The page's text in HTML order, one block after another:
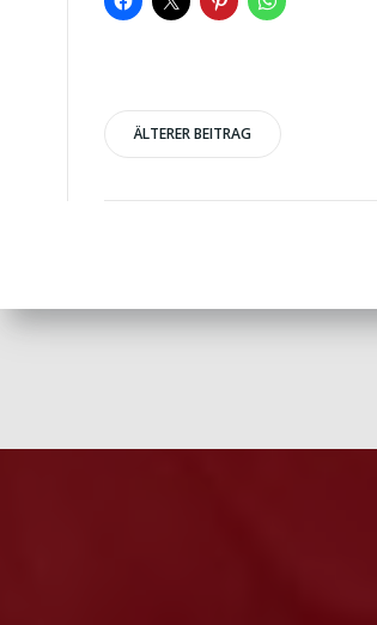
Post
navigation
ÄLTERER BEITRAG